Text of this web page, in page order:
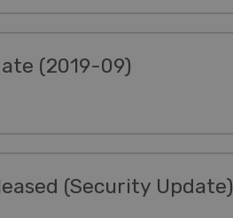
(2019-09)
(Security Update)